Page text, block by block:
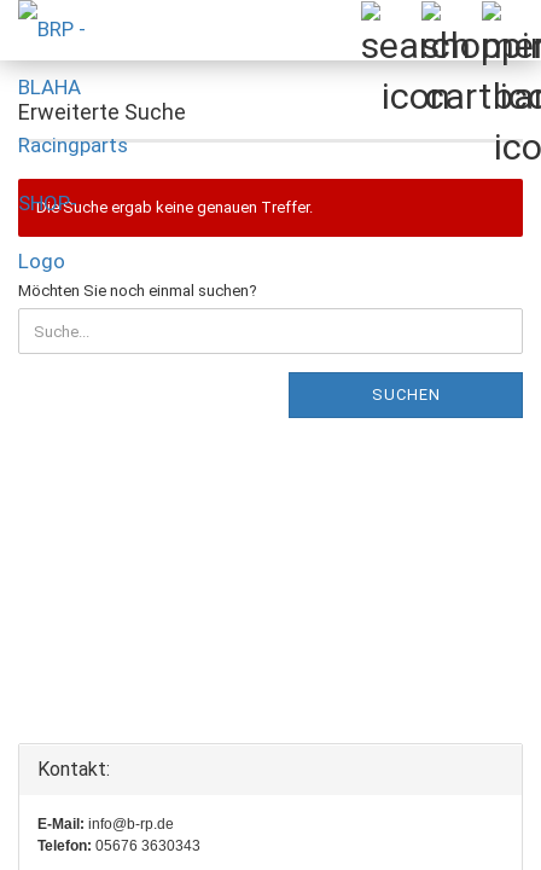
Erweiterte Suche
Die Suche ergab keine genauen Treffer.
MÖCHTEN
SIE
NOCH
EINMAL
Möchten Sie noch einmal suchen?
SUCHEN
Kontakt:
E-Mail: info@b-rp.de
Telefon: 05676 3630343